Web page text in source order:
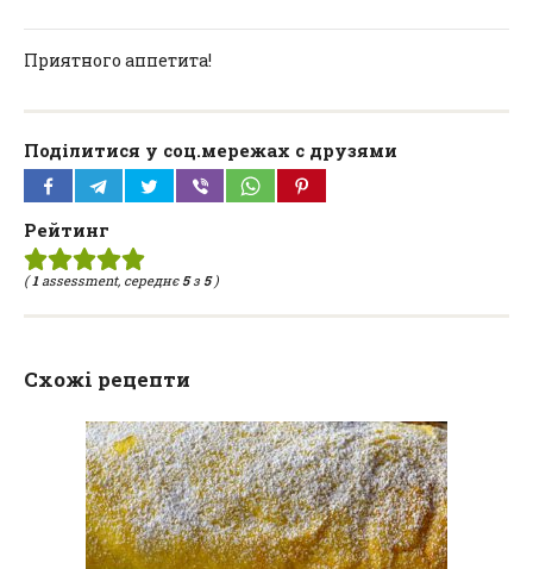
Приятного аппетита!
Поділитися у соц.мережах с друзями
Рейтинг
(1assessment, середнє5з 5)
Схожі рецепти